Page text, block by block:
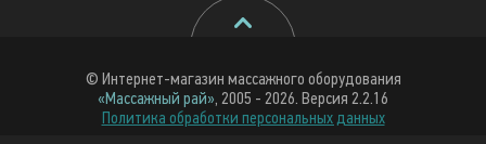
© Интернет-магазин массажного оборудования
«Массажный рай», 2005 - 2026. Версия 2.2.16
Политика обработки персональных данных